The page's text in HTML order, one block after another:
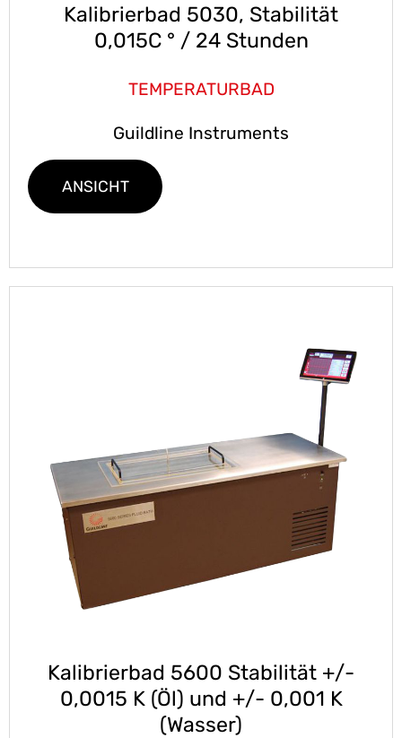
Kalibrierbad 5030, Stabilität
0,015C ° / 24 Stunden
TEMPERATURBAD
Guildline Instruments
ANSICHT
Kalibrierbad 5600 Stabilität +/-
0,0015 K (Öl) und +/- 0,001 K
(Wasser)